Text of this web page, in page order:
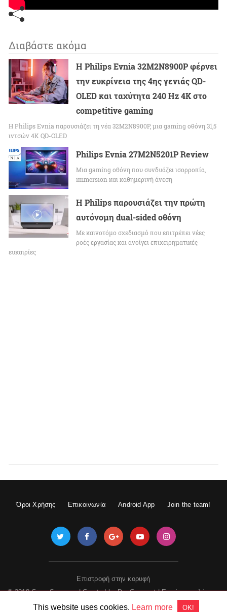
Διαβάστε ακόμα
Η Philips Evnia 32M2N8900P φέρνει
την ευκρίνεια της 4ης γενιάς QD-
OLED και ταχύτητα 240 Hz 4K στο
competitive gaming
Η Philips Evnia παρουσιάζει τη νέα 32M2N8900P, μια gaming οθόνη 31,5
ιντσών 4K QD-OLED
Philips Evnia 27M2N5201P Review
Μια gaming οθόνη που συνδυάζει ισορροπία,
immersion και καθημερινή άνεση
Η Philips παρουσιάζει την πρώτη
αυτόνομη dual-sided οθόνη
Με καινοτόμο σχεδιασμό που επιτρέπει νέες
ροές εργασίας και ανοίγει επιχειρηματικές
ευκαιρίες
Όροι Χρήσης Επικοινωνία Android App Join the team!
Επιστροφή στην κορυφή
© 2018 GameSpace.gr | Created byDevGuru.net|Εμφάνιση πλήρους
This website uses cookies. Learn more OK!